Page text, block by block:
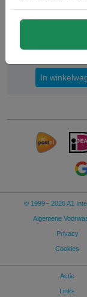
In
© 1999 - 2026 A1
Algemene
Privacy
Cookies
Actie
Links